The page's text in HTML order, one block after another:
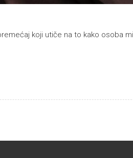
koji utiče na to kako osoba